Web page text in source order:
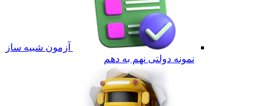
آزمون شبیه ساز
نمونه دولتی نهم به دهم